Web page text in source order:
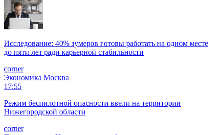
Исследование: 40% зумеров готовы работать на одном месте
до пяти лет ради карьерной стабильности
corner
Экономика Москва
17:55
Режим беспилотной опасности ввели на территории
Нижегородской области
corner